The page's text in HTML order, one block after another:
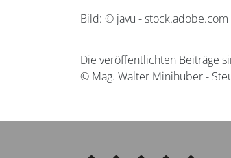
Bild: © javu - stock.adobe.com
Die veröffentlichten Beiträge
© Mag. Walter Minihuber -